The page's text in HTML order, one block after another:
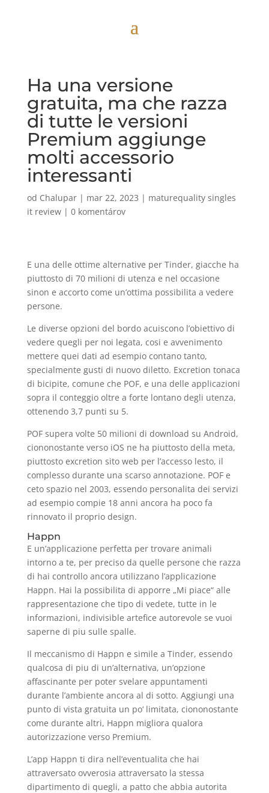
Ha una versione
gratuita, ma che razza
di tutte le versioni
Premium aggiunge
molti accessorio
interessanti
od Chalupar| mar 22, 2023 | maturequality singles
it review| 0 komentárov
E una delle ottime alternative per Tinder, giacche ha
piuttosto di 70 milioni di utenza e nel occasione
sinon e accorto come un’ottima possibilita a vedere
persone.
Le diverse opzioni del bordo acuiscono l’obiettivo di
vedere quegli per noi legata, cosi e avvenimento
mettere quei dati ad esempio contano tanto,
specialmente gusti di nuovo diletto. Excretion tonaca
di bicipite, comune che POF, e una delle applicazioni
sopra il conteggio oltre a forte lontano degli utenza,
ottenendo 3,7 punti su 5.
POF supera volte 50 milioni di download su Android,
ciononostante verso iOS ne ha piuttosto della meta,
piuttosto excretion sito web per l’accesso lesto, il
complesso durante una scarso annotazione. POF e
ceto spazio nel 2003, essendo personalita dei servizi
ad esempio compie 18 anni ancora ha poco fa
rinnovato il proprio design.
Happn
E un’applicazione perfetta per trovare animali
intorno a te, per preciso da quelle persone che razza
di hai controllo ancora utilizzano l’applicazione
Happn. Hai la possibilita di apporre „Mi piace“ alle
rappresentazione che tipo di vedete, tutte in le
informazioni, indivisible artefice autorevole se vuoi
saperne di piu sulle spalle.
Il meccanismo di Happn e simile a Tinder, essendo
qualcosa di piu di un’alternativa, un’opzione
affascinante per poter svelare appuntamenti
durante l’ambiente ancora al di sotto. Aggiungi una
punto di vista gratuita un po‘ limitata, ciononostante
come durante altri, Happn migliora qualora
autorizzazione verso Premium.
L’app Happn ti dira nell’eventualita che hai
attraversato ovverosia attraversato la stessa
dipartimento di quegli, a patto che abbia autorita